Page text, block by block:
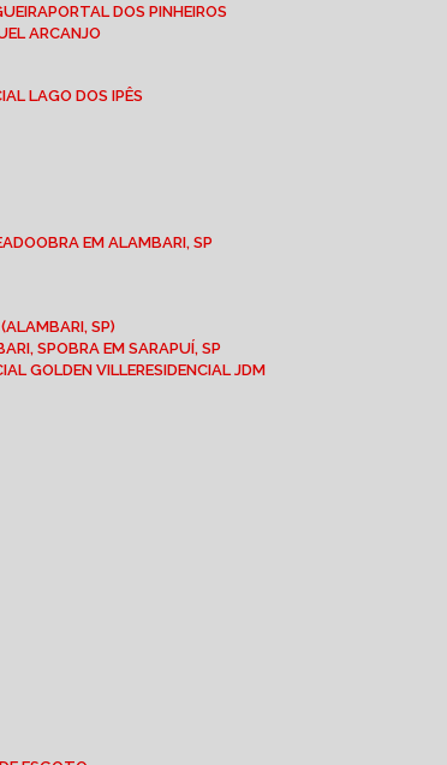
PORTAL DOS PINHEIROS
ARCANJO
LAGO DOS IPÊS
OBRA EM ALAMBARI, SP
(ALAMBARI, SP)
SP
OBRA EM SARAPUÍ, SP
GOLDEN VILLE RESIDENCIAL JDM